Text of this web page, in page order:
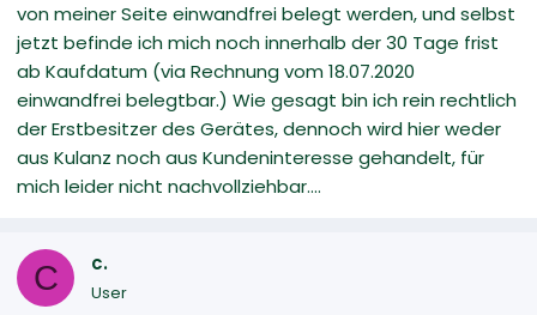
von meiner Seite einwandfrei belegt werden, und selbst
jetzt befinde ich mich noch innerhalb der 30 Tage frist
ab Kaufdatum (via Rechnung vom 18.07.2020
einwandfrei belegtbar.) Wie gesagt bin ich rein rechtlich
der Erstbesitzer des Gerätes, dennoch wird hier weder
aus Kulanz noch aus Kundeninteresse gehandelt, für
mich leider nicht nachvollziehbar....
C c.
User